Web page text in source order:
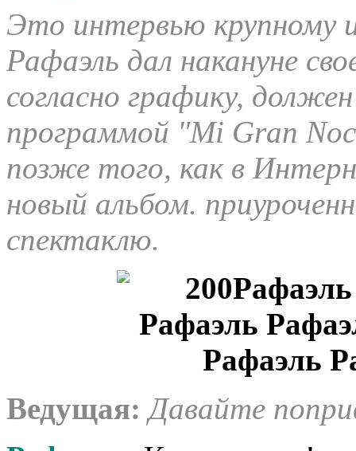
Это интервью крупному
Рафаэль дал накануне
согласно графику,
программой "Mi Gran
позже того, как в
новый альбом.
спектаклю.
Ведущая: Давайте